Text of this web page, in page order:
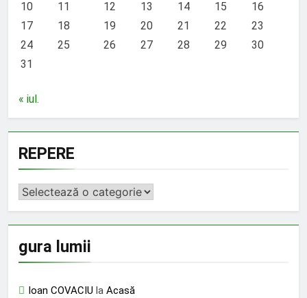
10
11 12 13 14 15
16
17
18 19 20 21 22
23
24
25 26 27 28 29
30
31
« iul.
REPERE
REPERE
gura lumii
Ioan COVACIU la Acasă